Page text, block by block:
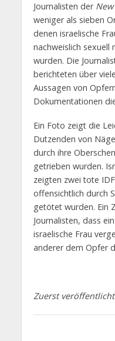
Journalisten der
weniger als sieben
denen israelische
nachweislich
wurden. Die
berichteten über
Aussagen von
Dokumentationen
Ein Foto zeigt die
Dutzenden von
durch ihre
getrieben wurden.
zeigten zwei tote
offensichtlich durch
getötet wurden. Ein
Journalisten, dass
israelische Frau
anderer dem Opfer
Zuerst